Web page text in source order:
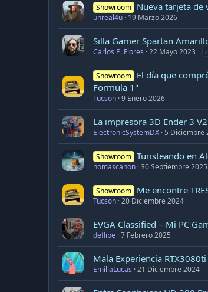
Showroom Nueva tarjeta de
unreal4u 19 Marzo 2026
Silla Gamer Spartan
Carlos E. Flores 22 Mayo 2023 2
Showroom El día que
Formula 1"
Tucson 9 Enero 2026
La impresora 3D Ender 3
ElectronicSystemDX 5 Diciembre
Showroom Turisteando en
nomascanon 30 Septiembre 2025
Showroom Me encontre
Tucson 20 Diciembre 2024
EVGA Classified – Mi PC
deflipe 7 Febrero 2025
Mala Experiencia
EmiliaLucas 21 Diciembre 2024